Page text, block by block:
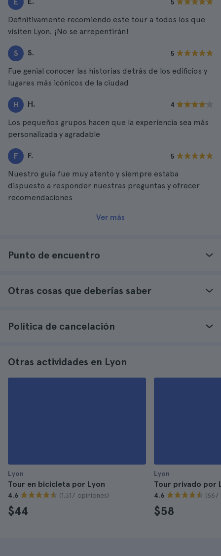
5
Definitivamente recomiendo este tour a todos los que
visiten Lyon. ¡No se arrepentirán!
S S. 5
Fue genial conocer las historias detrás de los edificios y
lugares más icónicos de la ciudad
H H. 4
Los pequeños grupos hacen que la experiencia sea más
personalizada y agradable
F F. 5
Nuestro guía fue muy atento y siempre estaba
dispuesto a responder nuestras preguntas y ofrecer
recomendaciones
Ver más
Punto de encuentro
Otras cosas que deberías saber
Política de cancelación
Otras actividades en Lyon
Lyon
Tour en bicicleta por Lyon
4.6 (1.317 opiniones)
$44
Lyon
Tour privado por
4.6 (667
$58